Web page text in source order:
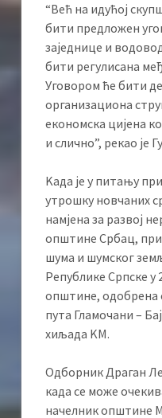
“Већ на идућој
бити предложен
заједнице и
бити регулисана
Уговором ће бити
организациона
економска цијена
и слично”, рекао је
Kада је у питању
утрошку новчаних
намјена за развој
општине Србац,
шума и шумског
Републике Српске у
општине, одобрена
пута Гламочани –
хиљада KМ.
Одборник Драган
када се може
начелник општине